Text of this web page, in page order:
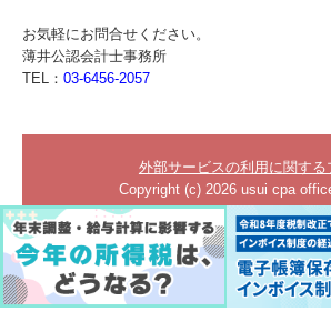
お気軽にお問合せください。
薄井公認会計士事務所
TEL： 03-6456-2057
外部サービスの利用に関す
Copyright (c) 2026 usui cpa